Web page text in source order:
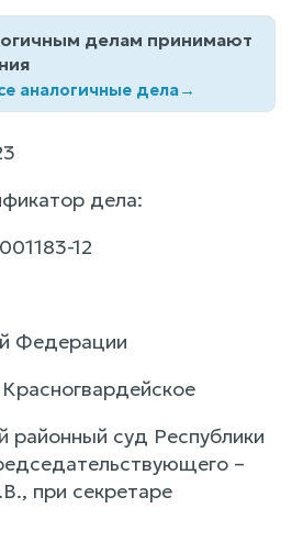
делам принимают
аналогичные дела→
дела:
12
Федерации
районный суд Республики
–
при секретаре